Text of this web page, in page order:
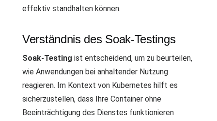
effektiv standhalten können.
Verständnis des Soak-Testings
Soak-Testing ist entscheidend, um zu beurteilen,
wie Anwendungen bei anhaltender Nutzung
reagieren. Im Kontext von Kubernetes hilft es
sicherzustellen, dass Ihre Container ohne
Beeinträchtigung des Dienstes funktionieren